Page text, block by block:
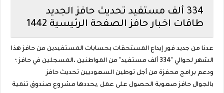
334 ألف مستفيد تحديث حافز الجديد
طاقات اخبار حافز الصفحة الرئيسية 1442
عدنا من جديد فور إيداع المستحقات بحسابات المستفيدين من حافز هذا
الشهر لحوالي "334 ألف مستفيد" من المواطنين ،المسجلين في حافز ؛
ودعم برامج محفزة من أجل توطين السعوديين تحديث حافز
بالجوال حافز صعوبة الحصول على عمل ,يحددها مشروع صندوق تنمية